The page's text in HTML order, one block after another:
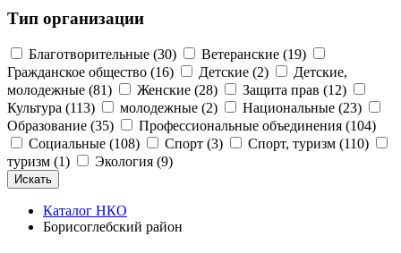
Тип организации
Благотворительные (30)
Ветеранские (19)
Гражданское общество (16)
Детские (2)
Детские,
молодежные (81)
Женские (28)
Защита прав (12)
Культура (113)
молодежные (2)
Национальные (23)
Образование (35)
Профессиональные объединения (104)
Социальные (108)
Спорт (3)
Спорт, туризм (110)
туризм (1)
Экология (9)
Каталог НКО
Борисоглебский район